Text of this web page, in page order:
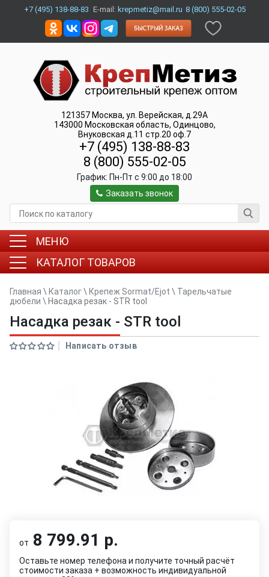
+7 (495) 138-88-83 E-mail: krepmetiz@mail.ru 8 (800) 555-02-05
121357 Москва, ул. Верейская, д.29А
143000 Московская область, Одинцово,
Внуковская д.11 стр.20 оф.7
+7 (495) 138-88-83
8 (800) 555-02-05
График: Пн-Пт c 9:00 до 18:00
Заказать звонок
МЕНЮ
КАТАЛОГ ТОВАРОВ
Главная \ Каталог\ Крепеж Sormat/Ejot \ Тарельчатые
дюбели \ Насадка резак - STR tool
Насадка резак - STR tool
Написать отзыв
от 8 799.91 р.
Оставьте номер телефона и получите точный расчёт
стоимости заказа + возможность индивидуальной